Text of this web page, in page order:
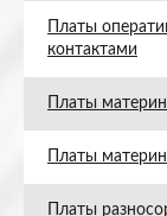
Платы
контактами
Платы
Платы
Платы